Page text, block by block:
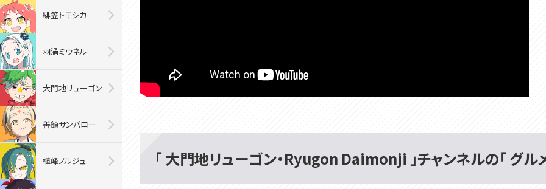
緋笠トモシカ
羽渦ミウネル
大門地リューゴン
善額サンパロー
植峰ノルジュ 「 大門地リューゴン・Ryugon Daimonji 」チャンネルの「 グル